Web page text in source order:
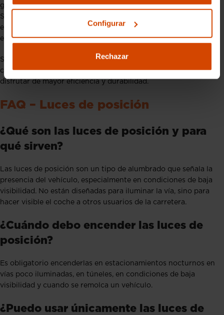
Configurar
Rechazar
garantizar tu seguridad y la de otros usuarios de la carretera.
Saber cuándo y cómo usarlas, así como mantenerlas en buen
estado, es imprescindible para cumplir con la normativa y
evitar sanciones.
Si estás pensando en actualizar tu sistema de alumbrado,
considera opciones como las luces LED homologadas para
disfrutar de mayor eficiencia y durabilidad.
FAQ – Luces de posición
¿Qué son las luces de posición y para
qué sirven?
Las luces de posición son un tipo de alumbrado que señala la
presencia del vehículo, especialmente en condiciones de baja
visibilidad. No están diseñadas para iluminar la vía, sino para
hacer visible el coche a otros usuarios de la carretera.
¿Cuándo debo encender las luces de
posición?
Es obligatorio encenderlas en estacionamientos nocturnos en
vías poco iluminadas, en túneles, en condiciones de baja
visibilidad y cuando se remolca un vehículo.
¿Puedo usar únicamente las luces de